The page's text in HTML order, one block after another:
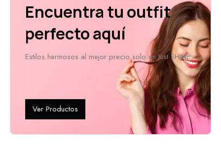
Encuentra tu outfit
perfecto aquí
Estilos hermosos al mejor precio solo en Just SHINE
Ver Productos